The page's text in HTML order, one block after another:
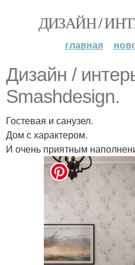
ДИЗАЙН /
главная
Дизайн /
Smashdesign.
Гостевая и санузел.
Дом с характером.
И очень приятным